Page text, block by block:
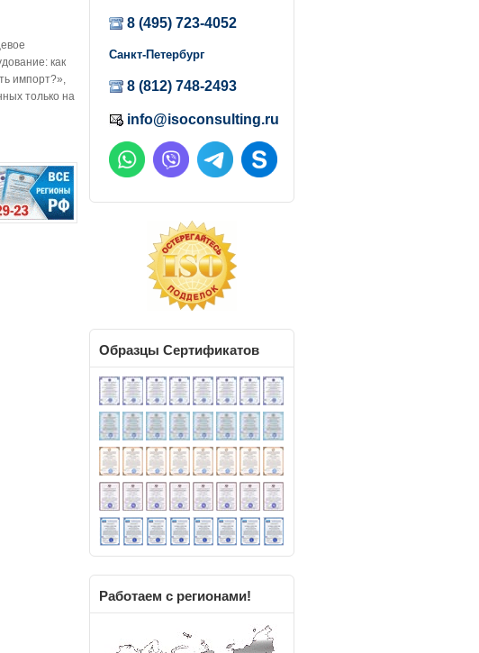
как
импорт?»,
только на
8 (495) 723-4052
Санкт-Петербург
8 (812) 748-2493
info@isoconsulting.ru
Образцы Сертификатов
Работаем с регионами!